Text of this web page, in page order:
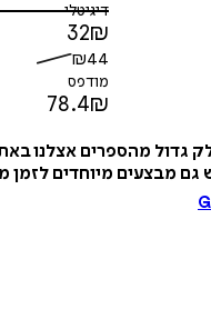
דיגיטלי
32₪
₪44
מודפס
78.4₪
גדול מהספרים אצלנו
מבצעים מיוחדים לזמן